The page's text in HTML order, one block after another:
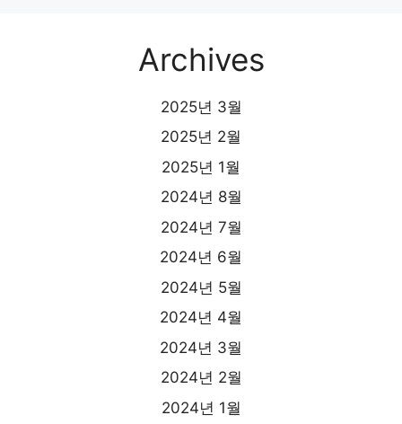
Archives
2025년 3월
2025년 2월
2025년 1월
2024년 8월
2024년 7월
2024년 6월
2024년 5월
2024년 4월
2024년 3월
2024년 2월
2024년 1월